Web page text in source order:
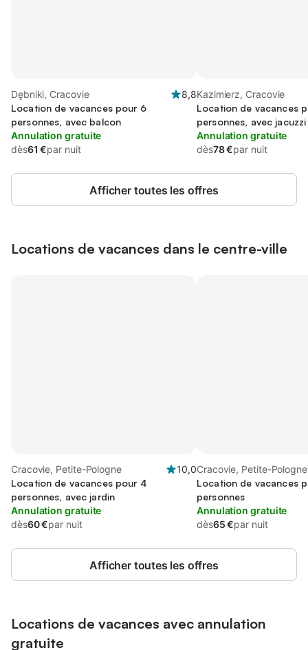
Dębniki, Cracovie
8,8
Location de vacances pour 6
personnes, avec balcon
Annulation gratuite
dès61 €par nuit
Kazimierz, Cracovie
Location de vacances
personnes, avec jacuzzi
Annulation gratuite
dès78 €par nuit
Afficher toutes les offres
Locations de vacances dans le centre-ville
Cracovie, Petite-Pologne
10,0
Location de vacances pour 4
personnes, avec jardin
Annulation gratuite
dès60 €par nuit
Cracovie, Petite-Pologne
Location de vacances
personnes
Annulation gratuite
dès65 €par nuit
Afficher toutes les offres
Locations de vacances avec annulation
gratuite